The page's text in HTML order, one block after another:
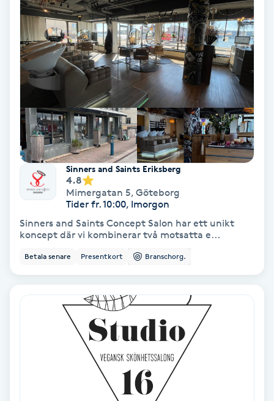
Vaxning brasiliansk
Veterinär
Vibrationsmassage
Vinyasa Yoga
Volymfransar
Vårtor
Yin Yoga
Yoga
Yoga Nidra
Sinners and Saints Eriksberg
4.8
Mimergatan 5, Göteborg
Tider fr. 10:00, Imorgon
Sinners and Saints Concept Salon har ett unikt
koncept där vi kombinerar två motsatta e...
Betala senare Presentkort Branschorg.